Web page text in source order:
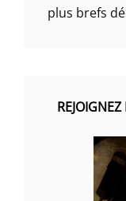
plus brefs